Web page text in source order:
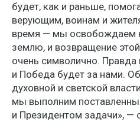
будет, как и раньше,
верующим, воинам и
время — мы освобождаем
землю, и возвращение
очень символично. Правда
и Победа будет за нами.
духовной и светской
мы выполним
и Президентом задачи», —